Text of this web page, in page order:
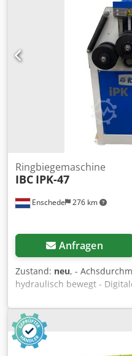
Fragen? Lassen Sie uns
Nachricht zukommen. Wir
Schrottbehälter Einlauf-
Enschede 276 km
Ringbiegemaschine
IBC IPK-47
Anfragen
Zustand: neu, -
hydraulisch bewegt -
horizontal/vertikal
Alieck - Fußsteuerung -